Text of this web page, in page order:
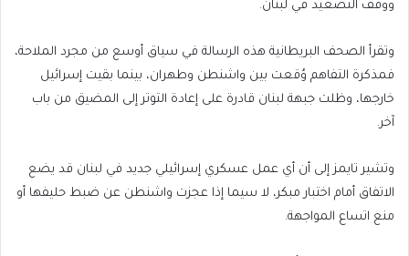
ووقف التصعيد في لبنان.
وتقرأ الصحف البريطانية هذه الرسالة في سياق أوسع من مجرد الملاحة،
فمذكرة التفاهم وُقعت بين واشنطن وطهران، بينما بقيت إسرائيل
خارجها، وظلت جبهة لبنان قادرة على إعادة التوتر إلى المضيق من باب
آخر.
وتشير تايمز إلى أن أي عمل عسكري إسرائيلي جديد في لبنان قد يضع
الاتفاق أمام اختبار مبكر، لا سيما إذا عجزت واشنطن عن ضبط حليفها أو
منع اتساع المواجهة.